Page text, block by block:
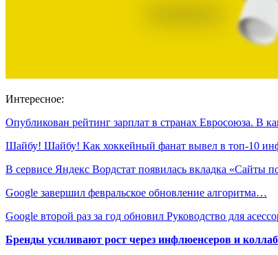
Интересное:
Опубликован рейтинг зарплат в странах Евросоюза. В
Шайбу! Шайбу! Как хоккейный фанат вывел в топ-10
В сервисе Яндекс Вордстат появилась вкладка «Сайты
Google завершил февральское обновление алгоритма…
Google второй раз за год обновил Руководство для
Бренды усиливают рост через инфлюенсеров и